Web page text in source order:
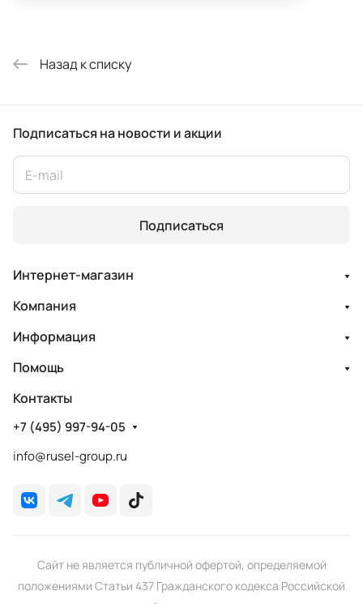
Назад к списку
Подписаться на новости и акции
Подписаться
Интернет-магазин
Компания
Информация
Помощь
Контакты
+7 (495) 997-94-05
info@rusel-group.ru
Сайт не является публичной офертой, определяемой
положениями Статьи 437 Гражданского кодекса Российской